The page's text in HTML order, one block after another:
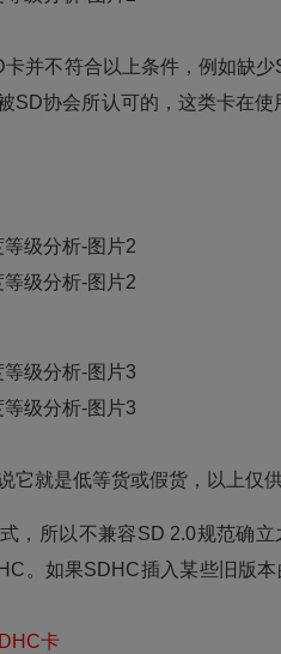
不符合以上条件，例如缺少
SD协会所认可的，这类卡在
就是低等货或假货，以上仅
所以不兼容SD 2.0规范确立
。如果SDHC插入某些旧版
卡